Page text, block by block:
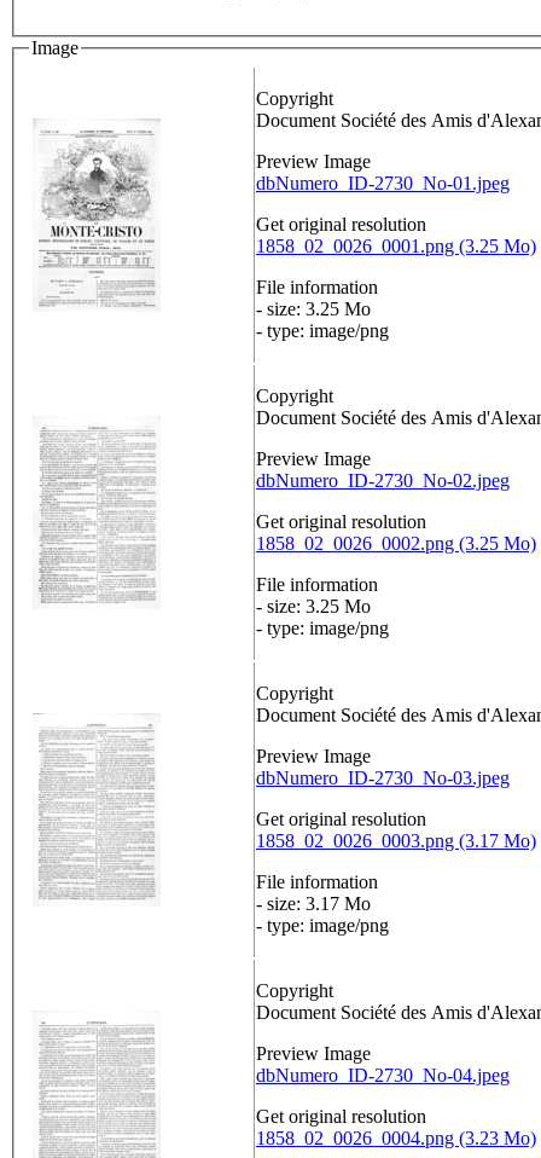
Image
Copyright
Document Société des Amis
Preview Image
dbNumero_ID-2730_No-01.jpeg
Get original resolution
1858_02_0026_0001.png (3.25 Mo)
File information
- size: 3.25 Mo
- type: image/png
Copyright
Document Société des Amis
Preview Image
dbNumero_ID-2730_No-02.jpeg
Get original resolution
1858_02_0026_0002.png (3.25 Mo)
File information
- size: 3.25 Mo
- type: image/png
Copyright
Document Société des Amis
Preview Image
dbNumero_ID-2730_No-03.jpeg
Get original resolution
1858_02_0026_0003.png (3.17 Mo)
File information
- size: 3.17 Mo
- type: image/png
Copyright
Document Société des Amis
Preview Image
dbNumero_ID-2730_No-04.jpeg
Get original resolution
1858_02_0026_0004.png (3.23 Mo)